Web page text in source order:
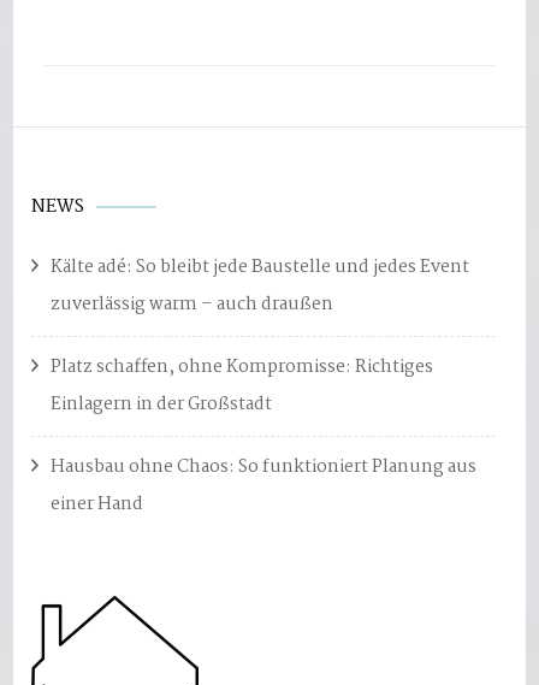
NEWS
Kälte adé: So bleibt jede Baustelle und jedes Event
zuverlässig warm – auch draußen
Platz schaffen, ohne Kompromisse: Richtiges
Einlagern in der Großstadt
Hausbau ohne Chaos: So funktioniert Planung aus
einer Hand